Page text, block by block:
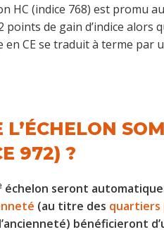
HC (indice 768) est promu
de gain d’indice alors
en CE se traduit à terme
972) ?
échelon seront
(au titre des quartiers
bénéficieront